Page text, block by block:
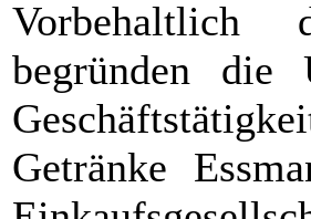
Vorbehaltlich
begründen die
Getränke